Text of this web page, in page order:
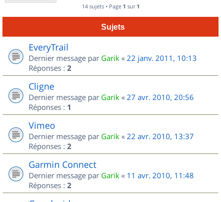
14 sujets • Page 1 sur 1
Sujets
EveryTrail
Dernier message par Garik « 22 janv. 2011, 10:13
Réponses : 2
Cligne
Dernier message par Garik « 27 avr. 2010, 20:56
Réponses : 1
Vimeo
Dernier message par Garik « 22 avr. 2010, 13:37
Réponses : 2
Garmin Connect
Dernier message par Garik « 11 avr. 2010, 11:48
Réponses : 2